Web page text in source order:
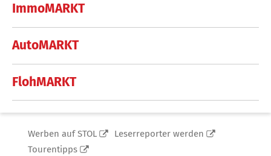
ImmoMARKT
AutoMARKT
FlohMARKT
Werben auf STOL
Leserreporter werden
Tourentipps